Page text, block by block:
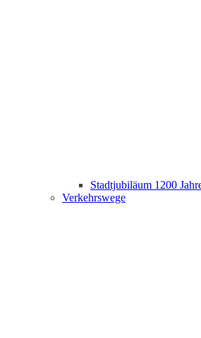
Stadtjubiläum 1200
Verkehrswege